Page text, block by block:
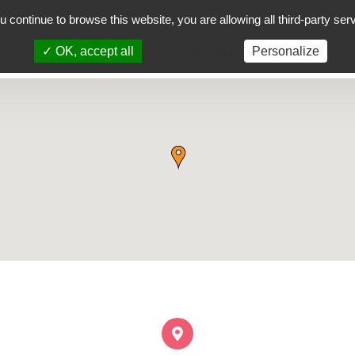
Aurrez aurreko ikastaroak Herriak
continue to browse this website, you are allowing all third-party
✓ OK, accept all Personalize